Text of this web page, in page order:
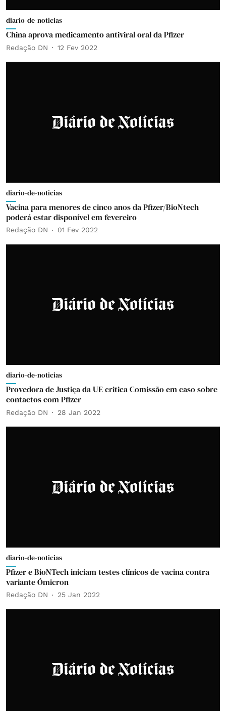
diario-de-noticias
China aprova medicamento antiviral oral da Pfizer
Redação DN 12 Fev 2022
diario-de-noticias
Vacina para menores de cinco anos da Pfizer/BioNtech
poderá estar disponível em fevereiro
Redação DN 01 Fev 2022
diario-de-noticias
Provedora de Justiça da UE critica Comissão em caso sobre
contactos com Pfizer
Redação DN 28 Jan 2022
diario-de-noticias
Pfizer e BioNTech iniciam testes clínicos de vacina contra
variante Ómicron
Redação DN 25 Jan 2022